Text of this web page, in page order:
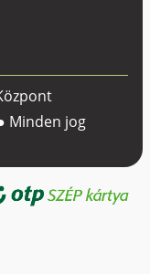
Minden jog